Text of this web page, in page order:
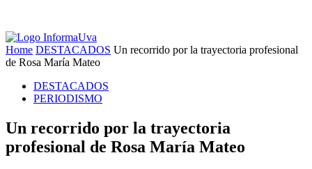
Home DESTACADOS Un recorrido por la trayectoria profesional
de Rosa María Mateo
DESTACADOS
PERIODISMO
Un recorrido por la trayectoria
profesional de Rosa María Mateo